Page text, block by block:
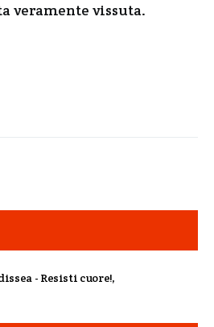
- Resisti cuore!,
veramente vissuta.